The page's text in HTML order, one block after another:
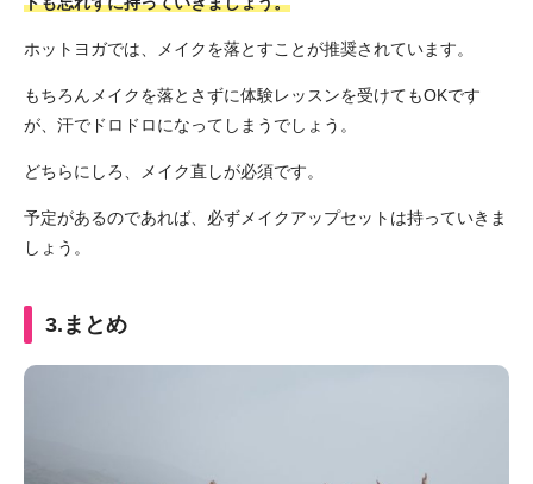
ホットヨガでは、メイクを落とすことが推奨されています。
もちろんメイクを落とさずに体験レッスンを受けてもOKです
が、汗でドロドロになってしまうでしょう。
どちらにしろ、メイク直しが必須です。
予定があるのであれば、必ずメイクアップセットは持っていきま
しょう。
3.まとめ